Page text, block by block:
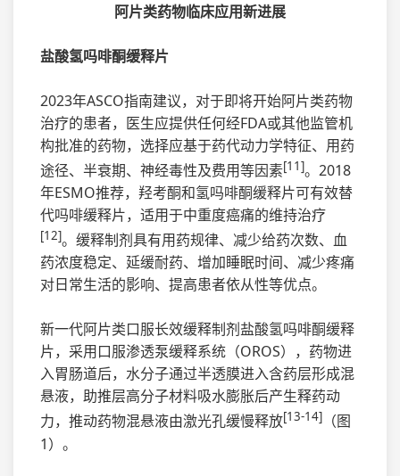
阿片类药物临床应用新进展
盐酸氢吗啡酮缓释片
2023年ASCO指南建议，对于即将开始阿片类药物
治疗的患者，医生应提供任何经FDA或其他监管机
构批准的药物，选择应基于药代动力学特征、用药
途径、半衰期、神经毒性及费用等因素[11]。2018
年ESMO推荐，羟考酮和氢吗啡酮缓释片可有效替
代吗啡缓释片，适用于中重度癌痛的维持治疗
[12]。缓释制剂具有用药规律、减少给药次数、血
药浓度稳定、延缓耐药、增加睡眠时间、减少疼痛
对日常生活的影响、提高患者依从性等优点。
新一代阿片类口服长效缓释制剂盐酸氢吗啡酮缓释
片，采用口服渗透泵缓释系统（OROS），药物进
入胃肠道后，水分子通过半透膜进入含药层形成混
悬液，助推层高分子材料吸水膨胀后产生释药动
力，推动药物混悬液由激光孔缓慢释放[13-14]
（图
1）。